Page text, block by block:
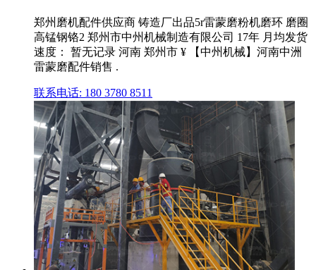
郑州磨机配件供应商 铸造厂出品5r雷蒙磨粉机磨环 磨圈
高锰钢铬2 郑州市中州机械制造有限公司 17年 月均发货
速度： 暂无记录 河南 郑州市 ¥ 【中州机械】河南中洲
雷蒙磨配件销售 .
联系电话: 180 3780 8511